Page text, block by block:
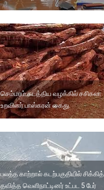
செம்மரம் கடத்திய வழக்கில் சசிகலா
உறவினர் பாஸ்கரன் கைது.
பலத்த காற்றால் கடற்பகுதியில் சிக்கித்
தவித்த வெளிநாட்டினர் உட்பட 5 பேர்